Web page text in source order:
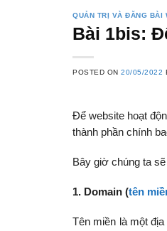
QUẢN TRỊ VÀ ĐĂNG BÀI
Bài 1bis:
POSTED ON20/05/2022
Để website hoạt
thành phần chính
Bây giờ chúng ta
1. Domain (tên
Tên miền là một